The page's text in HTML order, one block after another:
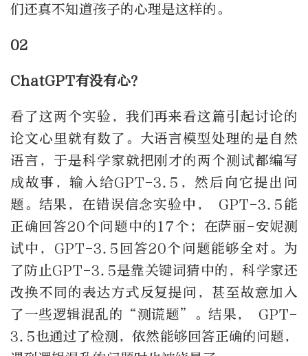
们还真不知道孩子的心理是这样的。
02
ChatGPT有没有心？
看了这两个实验，我们再来看这篇引起讨论的
论文心里就有数了。大语言模型处理的是自然
语言，于是科学家就把刚才的两个测试都编写
成故事，输入给GPT-3.5，然后向它提出问
题。结果，在错误信念实验中， GPT-3.5能
正确回答20个问题中的17个；在萨丽-安妮测
试中，GPT-3.5回答20个问题能够全对。为
了防止GPT-3.5是靠关键词猜中的，科学家还
改换不同的表达方式反复提问，甚至故意加入
了一些逻辑混乱的“测谎题”。结果， GPT-
3.5也通过了检测，依然能够回答正确的问题，